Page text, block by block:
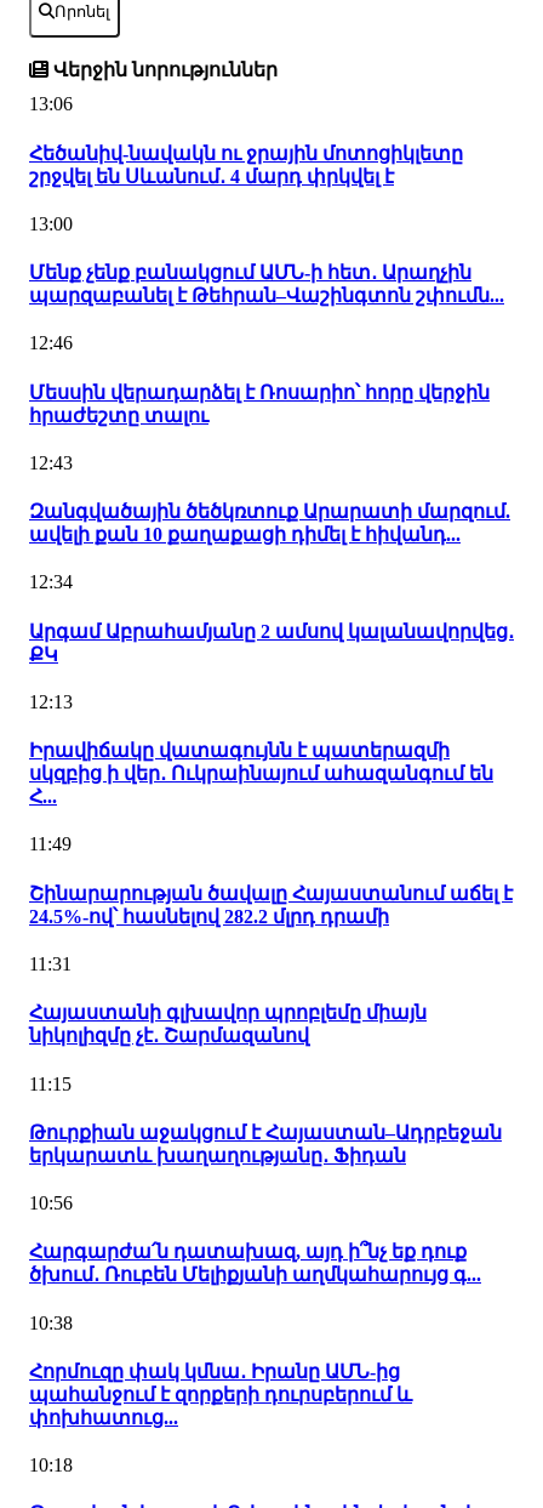
Որոնել
Վերջին նորություններ
13:06
Հեծանիվ-նավակն ու ջրային մոտոցիկլետը
շրջվել են Սևանում․ 4 մարդ փրկվել է
13:00
Մենք չենք բանակցում ԱՄՆ-ի հետ․ Արաղչին
պարզաբանել է Թեհրան–Վաշինգտոն շփումն...
12:46
Մեսսին վերադարձել է Ռոսարիո՝ հորը վերջին
հրաժեշտը տալու
12:43
Զանգվածային ծեծկռտուք Արարատի մարզում.
ավելի քան 10 քաղաքացի դիմել է հիվանդ...
12:34
Արգամ Աբրահամյանը 2 ամսով կալանավորվեց․
ՔԿ
12:13
Իրավիճակը վատագույնն է պատերազմի
սկզբից ի վեր․ Ուկրաինայում ահազանգում են
Հ...
11:49
Շինարարության ծավալը Հայաստանում աճել է
24.5%-ով՝ հասնելով 282.2 մլրդ դրամի
11:31
Հայաստանի գլխավոր պրոբլեմը միայն
նիկոլիզմը չէ․ Շարմազանով
11:15
Թուրքիան աջակցում է Հայաստան–Ադրբեջան
երկարատև խաղաղությանը․ Ֆիդան
10:56
Հարգարժա՛ն դատախազ, այդ ի՞նչ եք դուք
ծխում․ Ռուբեն Մելիքյանի աղմկահարույց գ...
10:38
Հորմուզը փակ կմնա․ Իրանը ԱՄՆ-ից
պահանջում է զորքերի դուրսբերում և
փոխհատուց...
10:18